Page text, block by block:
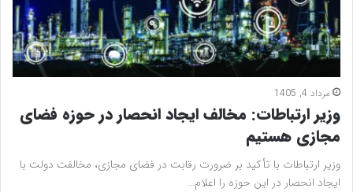
مرداد 4, 1405
وزیر ارتباطات: مخالف ایجاد انحصار در حوزه فضای
مجازی هستیم
وزیر ارتباطات با تأکید بر ضرورت رقابت در فضای مجازی، مخالفت دولت با
ایجاد انحصار در این حوزه را اعلام…